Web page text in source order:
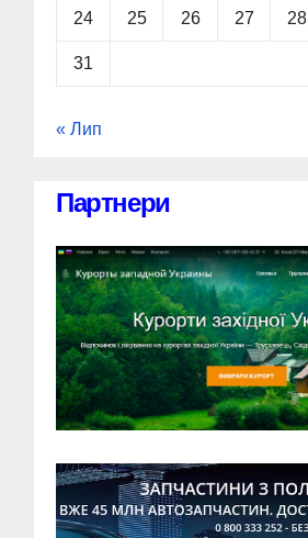
24 25 26 27 28
31
« Лип
Партнери